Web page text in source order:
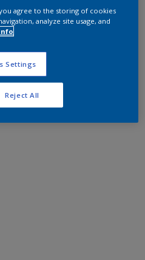
agree to the storing of cookies
analyze site usage, and
Settings
Reject All